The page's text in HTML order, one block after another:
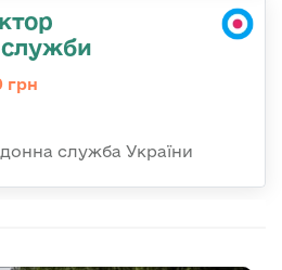
грн
служба України